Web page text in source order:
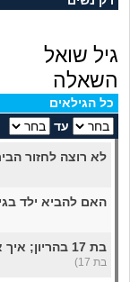
גיל שואל
השאלה
כל הגילאים
עד
לא רוצה לחזור
האם להביא ילד בגיל 20. או
בת 17 בהריון; איך אני ילדה שעושה 5,000 ש"ח בחודש יכולה לתת חיים טובים לילד?
בת 17)